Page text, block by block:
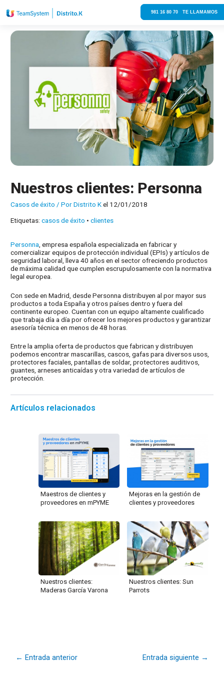
981 16 80 70 TE LLAMAMOS
Nuestros clientes: Personna
Casos de éxito / PorDistrito Kel 12/01/2018
Etiquetas:casos de éxito •clientes
Personna , empresa española especializada en fabricar y
comercializar equipos de protección individual (EPIs) y artículos de
seguridad laboral, lleva 40 años en el sector ofreciendo productos
de máxima calidad que cumplen escrupulosamente con la normativa
legal europea.
Con sede en Madrid, desde Personna distribuyen al por mayor sus
productos a toda España y otros países dentro y fuera del
continente europeo. Cuentan con un equipo altamente cualificado
que trabaja día a día por ofrecer los mejores productos y garantizar
asesoría técnica en menos de 48 horas.
Entre la amplia oferta de productos que fabrican y distribuyen
podemos encontrar mascarillas, cascos, gafas para diversos usos,
protectores faciales, pantallas de soldar, protectores auditivos,
guantes, arneses anticaídas y otra variedad de artículos de
protección.
Artículos relacionados
Maestros de clientes y
proveedores en mPYME
Mejoras en la gestión de
clientes y proveedores
Nuestros clientes:
Maderas García Varona
Nuestros clientes: Sun
Parrots
← Entrada anterior Entrada siguiente →